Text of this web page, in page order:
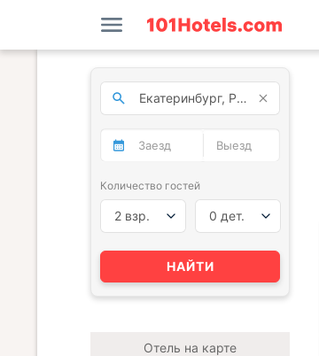
Количество гостей
2 взр. 0 дет.
НАЙТИ
Отель на карте